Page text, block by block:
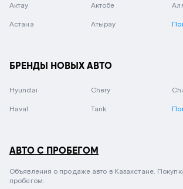
Актау Актобе
Астана Атырау
БРЕНДЫ НОВЫХ АВТО
Hyundai Chery
Haval Tank
АВТО С ПРОБЕГОМ
Объявления о продаже авто в Казахстане.
пробегом.